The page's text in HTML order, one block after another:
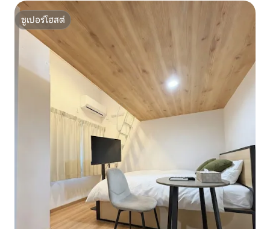
ซูเปอร์โฮสต์
ซูเปอร์โฮสต์